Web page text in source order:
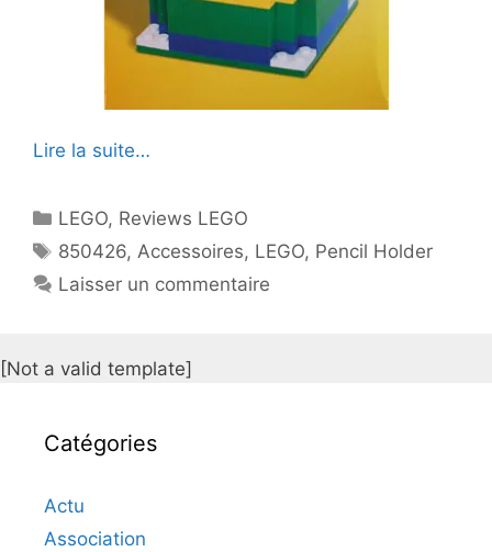
Lire la suite…
Catégories
LEGO, Reviews LEGO
Étiquettes
850426,Accessoires, LEGO, Pencil Holder
Laisser un commentaire
[Not a valid template]
Catégories
Actu
Association